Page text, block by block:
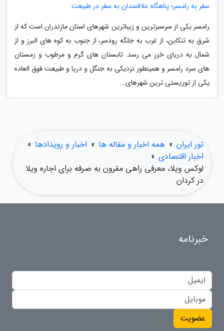
سفر به رامسر؛ پناهگاه علاقمندان به سفر در طبیعت
رامسر یکی از سرسبزترین و زیباترین شهرهای استان مازندران است که از
شرق به تنکابن، از غرب به جلگه رودسر، از جنوب به کوه های البرز و از
شمال به دریای خزر می رسد. تابستان های گرم و مرطوب و زمستان
های سرد رامسر و همینطور نزدیکی به جنگل و دریا و طبیعت فوق العاده
یکی از توریستی ترین شهرهای...
تور ایران » همه اخبار و مقاله ها » اخبار و رویدادها »
اخبار اقتصادی »
لوکس ویلا، معرفی راهی مقرون به صرفه برای اجاره ویلا
در کردان
خبرنامه
عضویت